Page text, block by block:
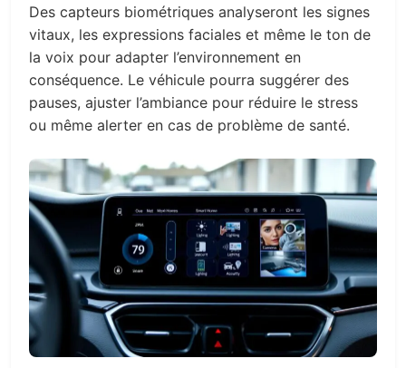
Des capteurs biométriques analyseront les signes
vitaux, les expressions faciales et même le ton de
la voix pour adapter l’environnement en
conséquence. Le véhicule pourra suggérer des
pauses, ajuster l’ambiance pour réduire le stress
ou même alerter en cas de problème de santé.